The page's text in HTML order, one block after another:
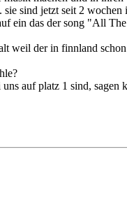
sind jetzt seit 2
ein das der song "All
weil der in finnland
auf platz 1 sind, sagen